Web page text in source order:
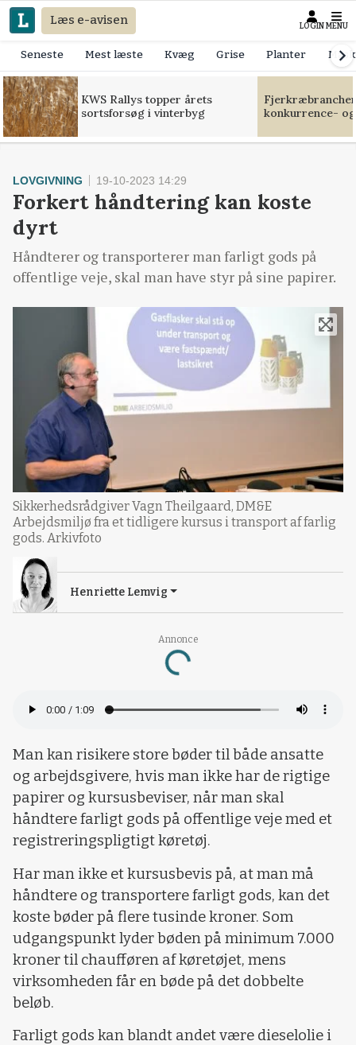
Læs e-avisen LOGIN MENU
Seneste Mest læste Kvæg Grise Planter
KWS Rallys topper årets
sortsforsøg i vinterbyg
konkurrence-
Annonce
Loading...
LOVGIVNING 19-10-2023 14:29
Forkert håndtering kan koste
dyrt
Håndterer og transporterer man farligt gods på
offentlige veje, skal man have styr på sine papirer.
Sikkerhedsrådgiver Vagn Theilgaard, DM&E
Arbejdsmiljø fra et tidligere kursus i transport af farlig
gods. Arkivfoto
Henriette Lemvig
Man kan risikere store bøder til både ansatte
og arbejdsgivere, hvis man ikke har de rigtige
papirer og kursusbeviser, når man skal
håndtere farligt gods på offentlige veje med et
registreringspligtigt køretøj.
Har man ikke et kursusbevis på, at man må
håndtere og transportere farligt gods, kan det
koste bøder på flere tusinde kroner. Som
udgangspunkt lyder bøden på minimum 7.000
kroner til chaufføren af køretøjet, mens
virksomheden får en bøde på det dobbelte
beløb.
Farligt gods kan blandt andet være dieselolie i